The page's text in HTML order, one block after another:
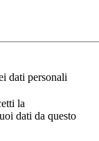
dati personali
la
dati da questo